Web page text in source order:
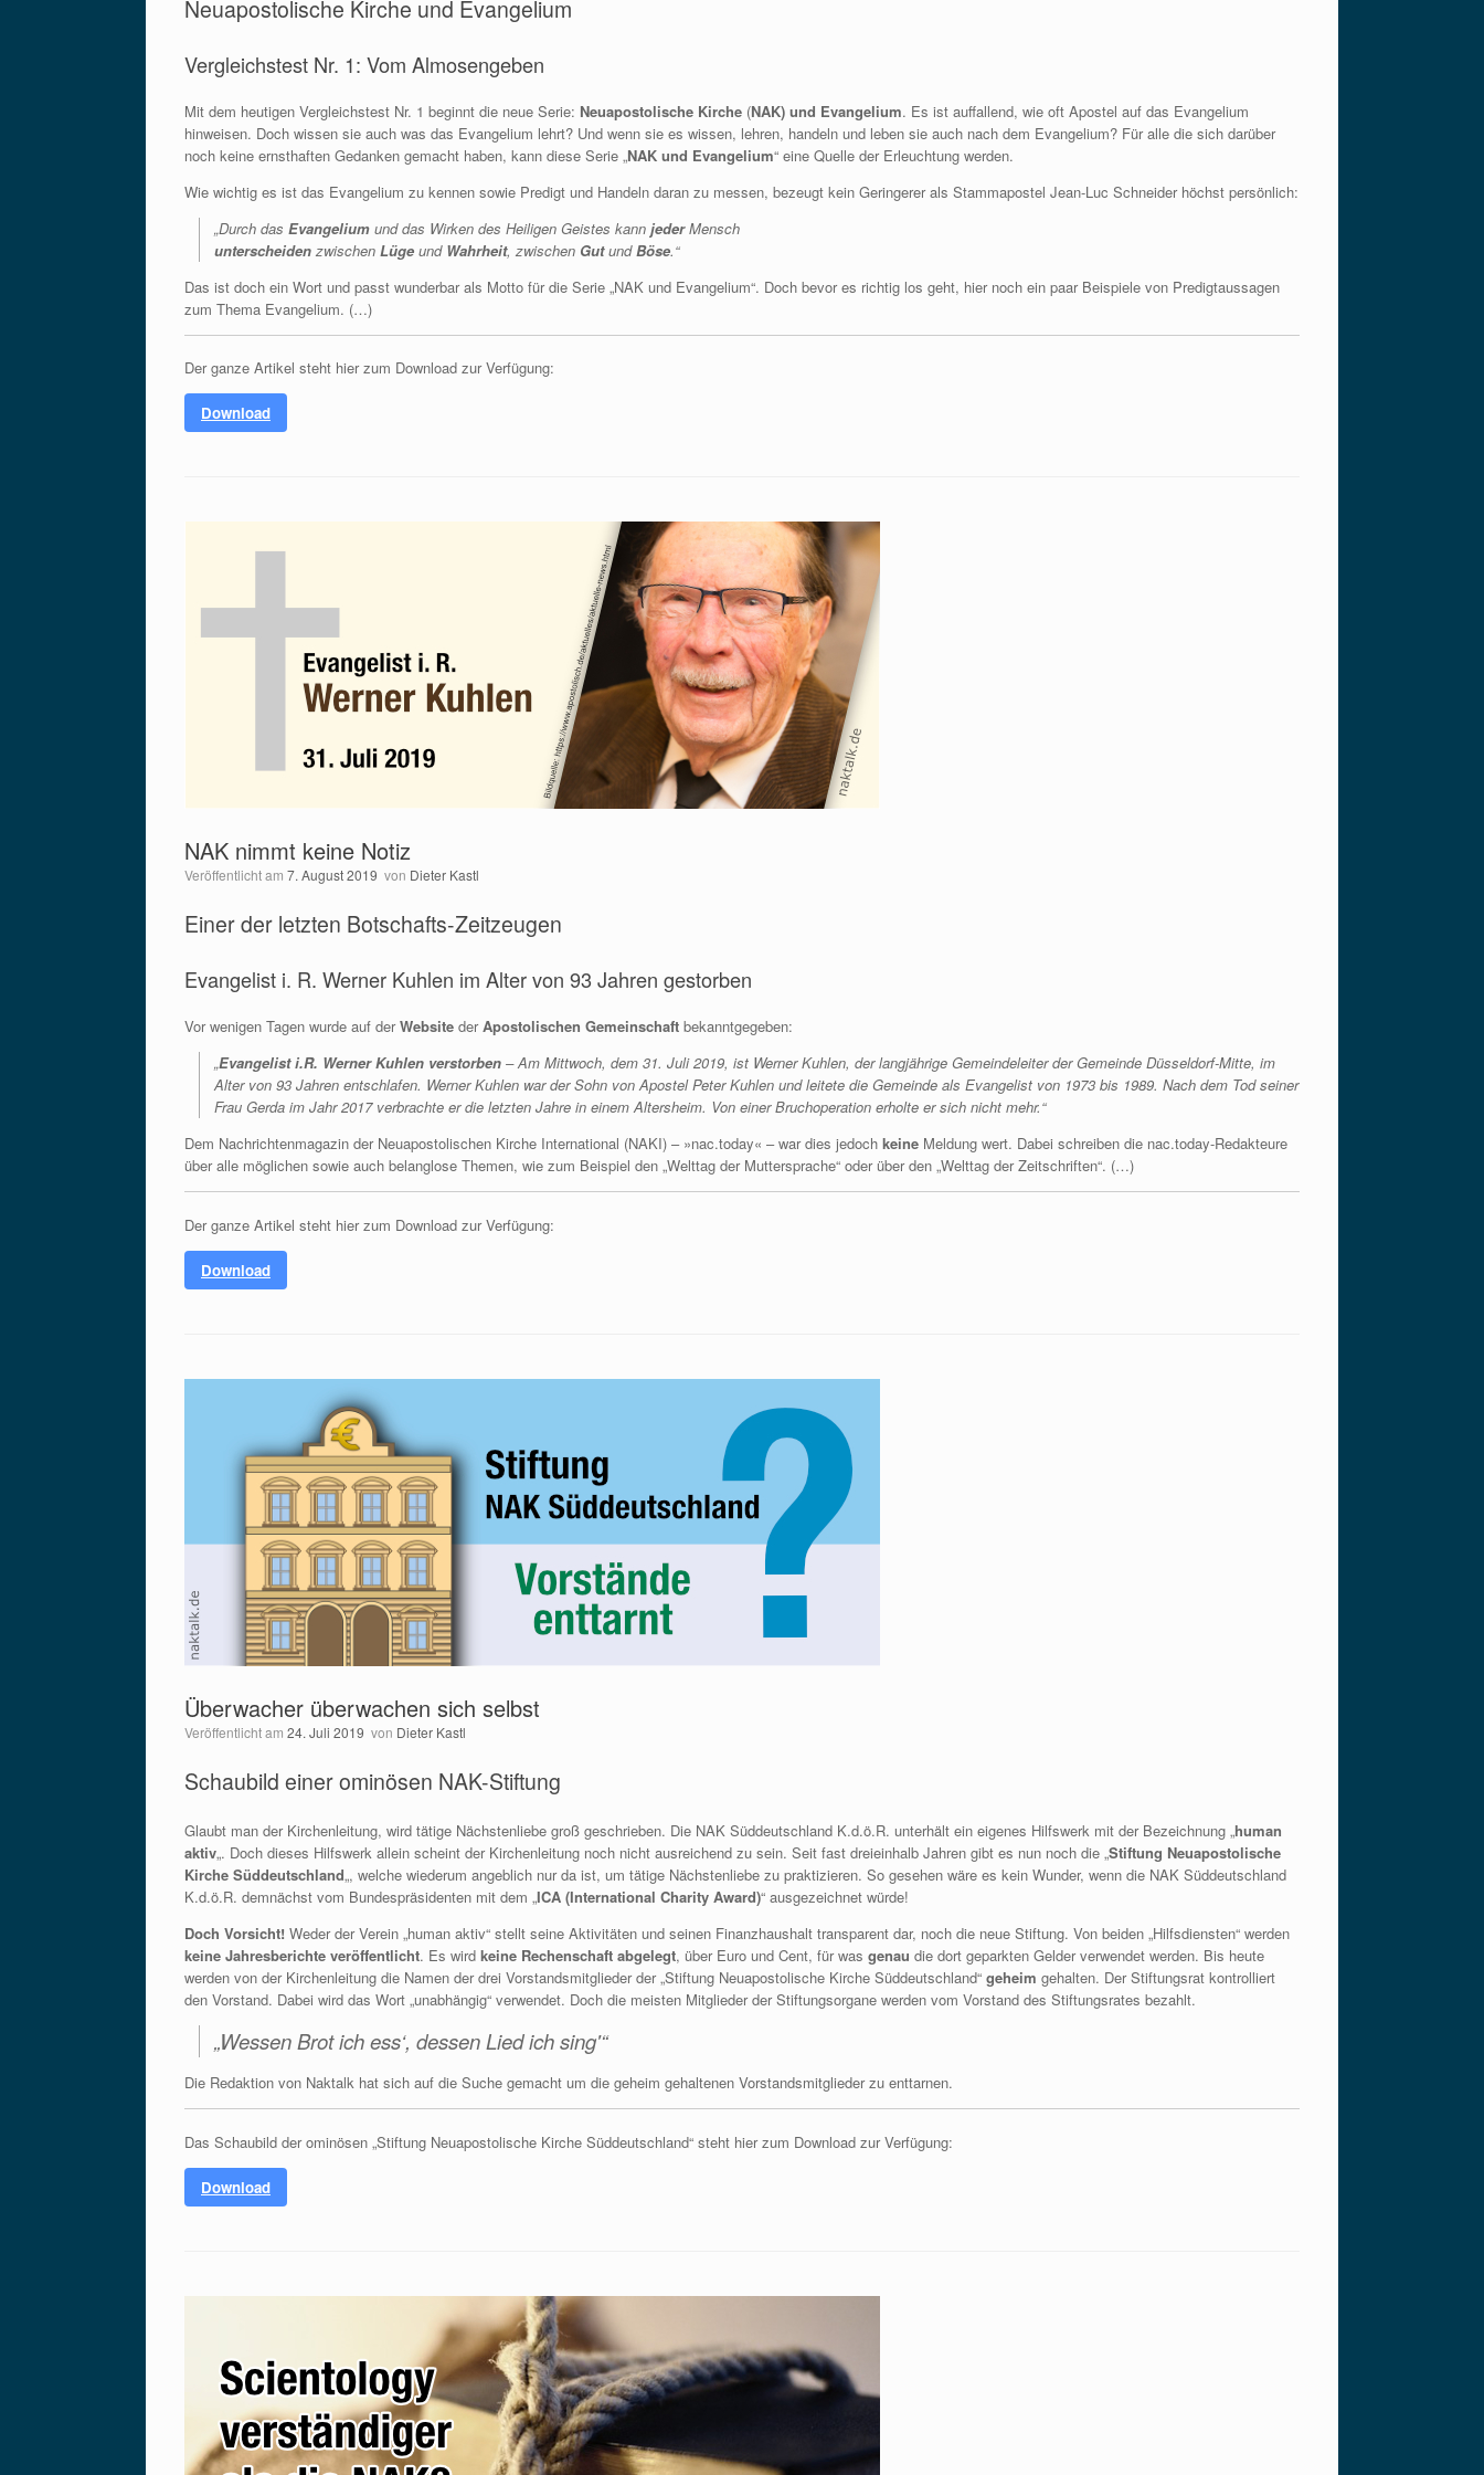
Neuapostolische Kirche und Evangelium
Vergleichstest Nr. 1: Vom Almosengeben
Mit dem heutigen Vergleichstest Nr. 1 beginnt die neue Serie: Neuapostolische Kirche (NAK) und Evangelium. Es ist auffallend, wie oft Apostel auf das Evangelium
hinweisen. Doch wissen sie auch was das Evangelium lehrt? Und wenn sie es wissen, lehren, handeln und leben sie auch nach dem Evangelium? Für alle die sich darüber
noch keine ernsthaften Gedanken gemacht haben, kann diese Serie „NAK und Evangelium“ eine Quelle der Erleuchtung werden.
Wie wichtig es ist das Evangelium zu kennen sowie Predigt und Handeln daran zu messen, bezeugt kein Geringerer als Stammapostel Jean-Luc Schneider höchst persönlich:
„Durch das Evangelium und das Wirken des Heiligen Geistes kann jederMensch
unterscheiden zwischen Lüge und Wahrheit, zwischen GutundBöse.“
Das ist doch ein Wort und passt wunderbar als Motto für die Serie „NAK und Evangelium“. Doch bevor es richtig los geht, hier noch ein paar Beispiele von Predigtaussagen
zum Thema Evangelium. (…)
Der ganze Artikel steht hier zum Download zur Verfügung:
Download
NAK nimmt keine Notiz
Veröffentlicht am 7. August 2019 von Dieter Kastl
Einer der letzten Botschafts-Zeitzeugen
Evangelist i. R. Werner Kuhlen im Alter von 93 Jahren gestorben
Vor wenigen Tagen wurde auf derWebsite derApostolischen Gemeinschaft bekanntgegeben:
„Evangelist i.R. Werner Kuhlen verstorben – Am Mittwoch, dem 31. Juli 2019, ist Werner Kuhlen, der langjährige Gemeindeleiter der Gemeinde Düsseldorf-Mitte, im
Alter von 93 Jahren entschlafen. Werner Kuhlen war der Sohn von Apostel Peter Kuhlen und leitete die Gemeinde als Evangelist von 1973 bis 1989. Nach dem Tod seiner
Frau Gerda im Jahr 2017 verbrachte er die letzten Jahre in einem Altersheim. Von einer Bruchoperation erholte er sich nicht mehr.“
Dem Nachrichtenmagazin der Neuapostolischen Kirche International (NAKI) – »nac.today« – war dies jedoch keine Meldung wert. Dabei schreiben die nac.today-Redakteure
über alle möglichen sowie auch belanglose Themen, wie zum Beispiel den „Welttag der Muttersprache“ oder über den „Welttag der Zeitschriften“. (…)
Der ganze Artikel steht hier zum Download zur Verfügung:
Download
Überwacher überwachen sich selbst
Veröffentlicht am 24. Juli 2019 von Dieter Kastl
Schaubild einer ominösen NAK-Stiftung
Glaubt man der Kirchenleitung, wird tätige Nächstenliebe groß geschrieben. Die NAK Süddeutschland K.d.ö.R. unterhält ein eigenes Hilfswerk mit der Bezeichnung „human
aktiv„. Doch dieses Hilfswerk allein scheint der Kirchenleitung noch nicht ausreichend zu sein. Seit fast dreieinhalb Jahren gibt es nun noch die „Stiftung Neuapostolische
Kirche Süddeutschland„, welche wiederum angeblich nur da ist, um tätige Nächstenliebe zu praktizieren. So gesehen wäre es kein Wunder, wenn die NAK Süddeutschland
K.d.ö.R. demnächst vom Bundespräsidenten mit dem „ICA (International Charity Award)“ ausgezeichnet würde!
Doch Vorsicht! Weder der Verein „human aktiv“ stellt seine Aktivitäten und seinen Finanzhaushalt transparent dar, noch die neue Stiftung. Von beiden „Hilfsdiensten“ werden
keine Jahresberichte veröffentlicht. Es wird keine Rechenschaft abgelegt, über Euro und Cent, für was genau die dort geparkten Gelder verwendet werden. Bis heute
werden von der Kirchenleitung die Namen der drei Vorstandsmitglieder der „Stiftung Neuapostolische Kirche Süddeutschland“ geheim gehalten. Der Stiftungsrat kontrolliert
den Vorstand. Dabei wird das Wort „unabhängig“ verwendet. Doch die meisten Mitglieder der Stiftungsorgane werden vom Vorstand des Stiftungsrates bezahlt.
„Wessen Brot ich ess‘, dessen Lied ich sing'“
Die Redaktion von Naktalk hat sich auf die Suche gemacht um die geheim gehaltenen Vorstandsmitglieder zu enttarnen.
Das Schaubild der ominösen „Stiftung Neuapostolische Kirche Süddeutschland“ steht hier zum Download zur Verfügung:
Download